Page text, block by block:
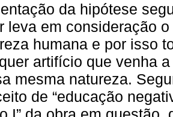
da hipótese
leva em consideração
humana e por isso
artifício que venha
mesma natureza.
de “educação